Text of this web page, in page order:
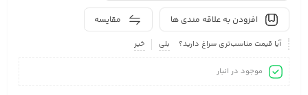
مقایسه افزودن به علاقه مندی ها
آیا قیمت مناسب‌تری سراغ دارید؟ بلی خیر
موجود در انبار